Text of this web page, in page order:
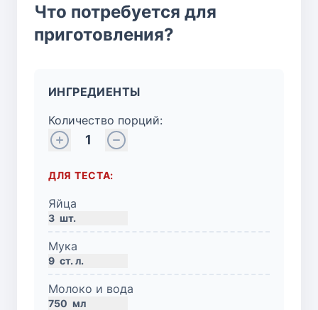
Что потребуется для
приготовления?
ИНГРЕДИЕНТЫ
Количество порций:
1
ДЛЯ ТЕСТА:
Яйца
3 шт.
Мука
9 ст. л.
Молоко и вода
750 мл